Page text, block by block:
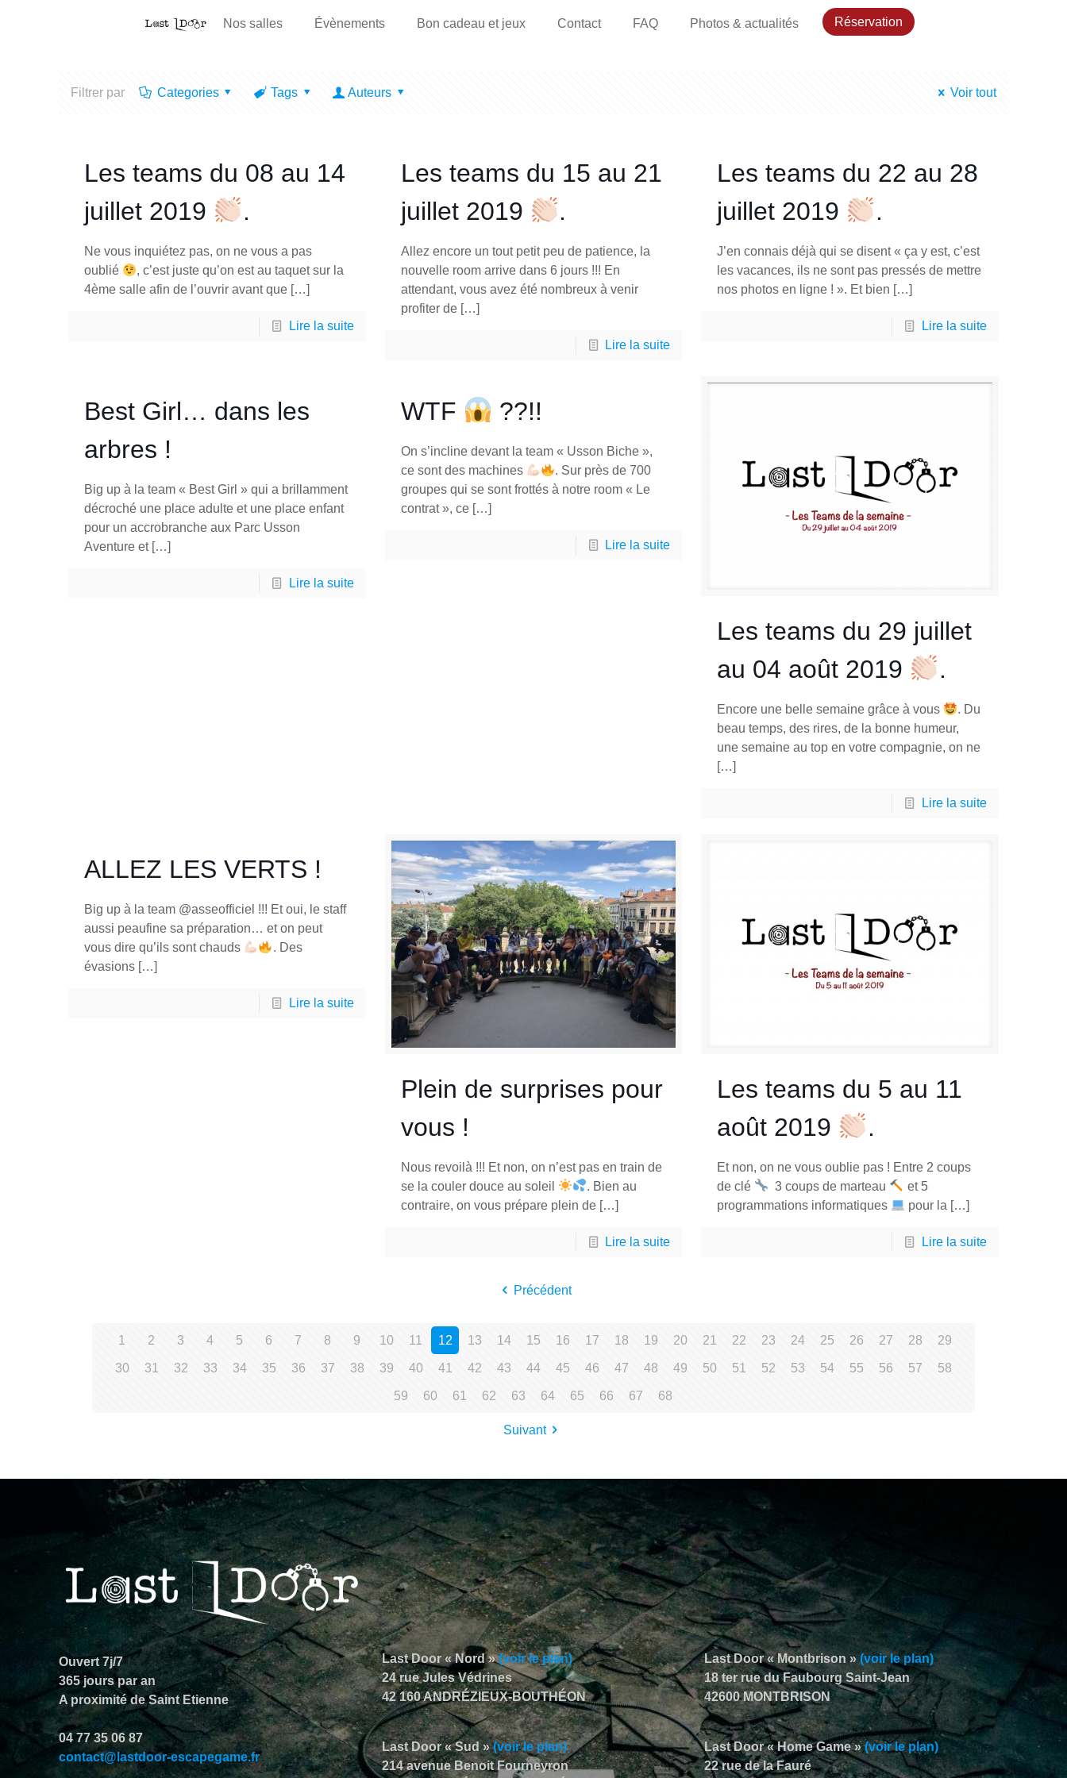
Nos salles Évènements Bon cadeau et jeux Contact FAQ Photos & actualités Réservation
Filtrer par Categories Tags Auteurs Voir tout
Les teams du 08 au 14
juillet 2019
.
Ne vous inquiétez pas, on ne vous a pas
oublié
, c’est juste qu’on est au taquet sur la
4ème salle afin de l’ouvrir avant que […]
Lire la suite
Les teams du 15 au 21
juillet 2019
.
Allez encore un tout petit peu de patience, la
nouvelle room arrive dans 6 jours !!! En
attendant, vous avez été nombreux à venir
profiter de[…]
Lire la suite
Les teams du 22 au 28
juillet 2019
.
J’en connais déjà qui se disent « ça y est, c’est
les vacances, ils ne sont pas pressés de mettre
nos photos en ligne ! ». Et bien […]
Lire la suite
Best Girl… dans les
arbres !
Big up à la team « Best Girl » qui a brillamment
décroché une place adulte et une place enfant
pour un accrobranche aux Parc Usson
Aventure et[…]
Lire la suite
WTF ??!!
On s’incline devant la team « Usson Biche »,
ce sont des machines
. Sur près de 700
groupes qui se sont frottés à notre room « Le
contrat », ce[…]
Lire la suite
Les teams du 29 juillet
au 04 août 2019
.
Encore une belle semaine grâce à vous
. Du
beau temps, des rires, de la bonne humeur,
une semaine au top en votre compagnie, on ne
[…]
Lire la suite
ALLEZ LES VERTS !
Big up à la team @asseofficiel !!! Et oui, le staff
aussi peaufine sa préparation… et on peut
vous dire qu’ils sont chauds
. Des
évasions […]
Lire la suite
Plein de surprises pour
vous !
Nous revoilà !!! Et non, on n’est pas en train de
se la couler douce au soleil
. Bien au
contraire, on vous prépare plein de[…]
Lire la suite
Les teams du 5 au 11
août 2019
.
Et non, on ne vous oublie pas ! Entre 2 coups
de clé
3 coups de marteau
et 5
programmations informatiques
pour la […]
Lire la suite
Précédent
1 2 3 4 5 6 7 8 9 10 11 12 13 14 15 16 17 18 19 20 21 22 23 24 25 26 27 28 29
30 31 32 33 34 35 36 37 38 39 40 41 42 43 44 45 46 47 48 49 50 51 52 53 54 55 56 57 58
59 60 61 62 63 64 65 66 67 68
Suivant
Ouvert 7j/7
365 jours par an
A proximité de Saint Etienne
04 77 35 06 87
contact@lastdoor-escapegame.fr
Last Door « Nord »(voir le plan)
24 rue Jules Védrines
42 160 ANDRÉZIEUX-BOUTHÉON
Last Door « Sud »(voir le plan)
214 avenue Benoit Fourneyron
Last Door « Montbrison »(voir le plan)
18 ter rue du Faubourg Saint-Jean
42600 MONTBRISON
Last Door « Home Game »(voir le plan)
22 rue de la Fauré